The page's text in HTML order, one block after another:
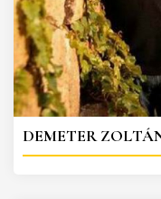
DEMETER